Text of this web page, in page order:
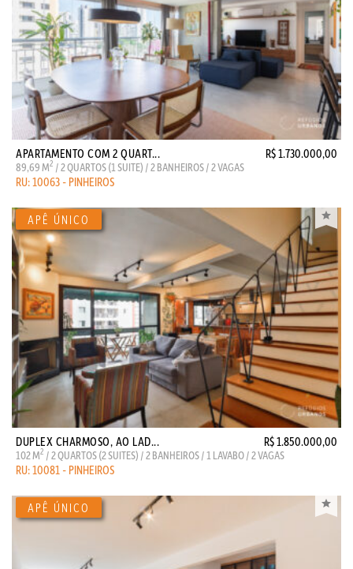
APARTAMENTO COM 2 QUART... R$ 1.730.000,00
89,69 M2 / 2 QUARTOS (1 SUITE) / 2 BANHEIROS / 2 VAGAS
RU: 10063 - PINHEIROS
DUPLEX CHARMOSO, AO LAD... R$ 1.850.000,00
102 M2 / 2 QUARTOS (2 SUITES) / 2 BANHEIROS / 1 LAVABO / 2 VAGAS
RU: 10081 - PINHEIROS